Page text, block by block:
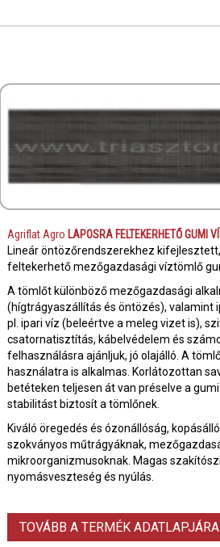
Agriflat Agro LAPOSRA FELTEKERHETŐ GUMI
Lineár öntözőrendszerekhez
feltekerhető mezőgazdasági víztömlő
A tömlőt különböző mezőgazdasági
(hígtrágyaszállítás és öntözés), valamint
pl. ipari víz (beleértve a meleg vizet is),
csatornatisztítás, kábelvédelem és
felhasználásra ajánljuk, jó olajálló. A
használatra is alkalmas. Korlátozottan
betéteken teljesen át van préselve a
stabilitást biztosít a tömlőnek.
Kiváló öregedés és ózonállóság,
szokványos műtrágyáknak,
mikroorganizmusoknak. Magas
nyomásveszteség és nyúlás.
TOVÁBB A TERMÉK ADATLAPJÁRA